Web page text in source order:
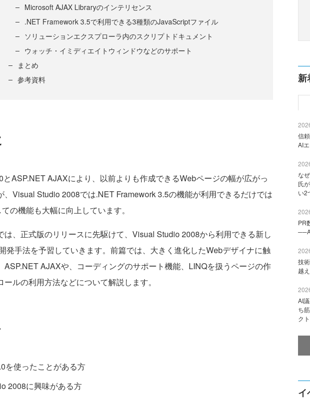
Microsoft AJAX Libraryのインテリセンス
.NET Framework 3.5で利用できる3種類のJavaScriptファイル
ソリューションエクスプローラ内のスクリプトドキュメント
ウォッチ・イミディエイトウィンドウなどのサポート
まとめ
参考資料
ASP.NET AJAXにより、以前よりも作成できるWebページの幅が広がっ
、Visual Studio 2008では.NET Framework 3.5の機能が利用できるだけでは
の機能も大幅に向上しています。
、正式版のリリースに先駆けて、Visual Studio 2008から利用できる新し
発手法を予習していきます。前篇では、大きく進化したWebデザイナに触
ASP.NET AJAXや、コーディングのサポート機能、LINQを扱うページの作
ールの利用方法などについて解説します。
を使ったことがある方
2008に興味がある方
新
信
AI
な
氏
い2
PR
技
越
AI
ち
ク
イ